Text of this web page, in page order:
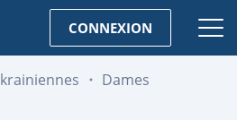
CONNEXION
Dames